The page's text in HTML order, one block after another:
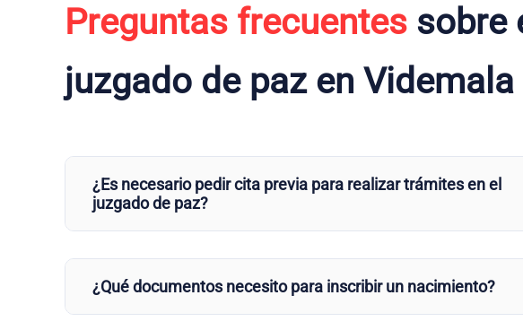
Preguntas frecuentes sobre
juzgado de paz en Videmala
¿Es necesario pedir cita previa para realizar trámites en el
juzgado de paz?
¿Qué documentos necesito para inscribir un nacimiento?